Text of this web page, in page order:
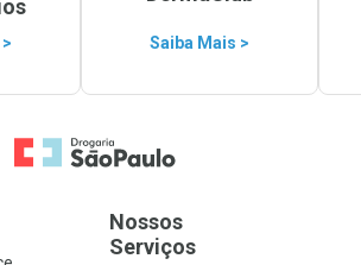
Saiba Mais >
Ir para a Home
Nossos
Serviços